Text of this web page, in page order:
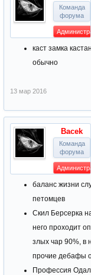
Команда
форума
каст замка
обычно
13 мар 2016
Bacek
Команда
форума
баланс жизни
петомцев
Скил Берсерка
него проходит
злых чар 90%, в
прочие дебафы
Профессия